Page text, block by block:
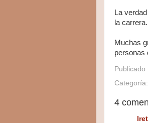
La
la carrera.
Muchas
personas
Publicado
Categoría:
4